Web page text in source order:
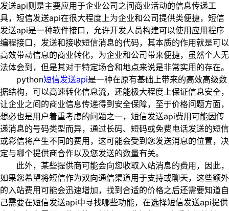
发送api则是主要应用于企业公司之间商业活动的信息传递工
具，短信发送api在很大程度上为企业和公司提供类便捷，短信
发送api是一种软件接口，允许开发人员构建可以使用应用程序
编程接口，发送和接收短信消息的代码，其本质的作用就是可以
高效带动信息的商业转化，为企业和公司带来便捷，虽然个人无
法体会到，但是其对于特定场合和地点来说是非常实用的存在。
python短信发送api是一种在原有基础上带来的高效高级数
据结构，可以高速转化信息流，还能极大程度上保证信息安全，
让企业之间的商业信息传递得到安全保障，至于价格问题方面，
想必也是用户着重考虑的问题之一，短信发送api费用可能因传
递消息的号码类型而异，通过长码、短码或免费电话发送的短信
或彩信将产生不同的费用，这可能会受到您发送消息的位置，决
定与哪个提供商合作以及您发送的数量有关。
此外，某些提供商可能会向您收取入站消息的费用，因此，
如果您希望将短信作为双向通信渠道用于支持或聊天，这些额外
的入站费用可能会迅速增加，找到合适的价格之后还需要知道自
己需要在短信发送api中寻找哪些功能，在选择短信发送api提供